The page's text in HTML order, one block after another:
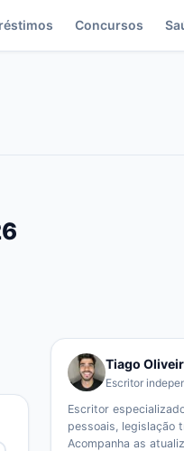
Concursos
Tiago
Escritor
Escritor
pessoais, legislação
Acompanha as